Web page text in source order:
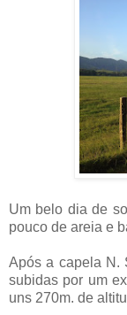
Um belo dia de
pouco de areia e
Após a capela N.
subidas por um
uns 270m. de